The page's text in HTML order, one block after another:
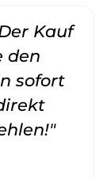
Kauf
den
sofort